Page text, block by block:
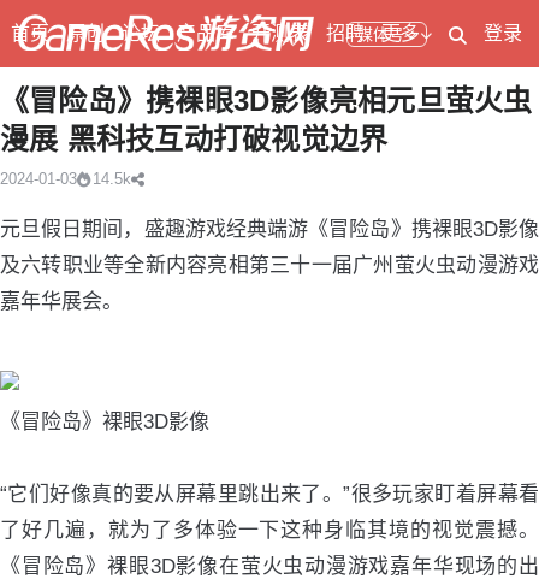
媒体号
首页 原创 论坛 产品库 开测表 招聘 更多 登录
《冒险岛》携裸眼3D影像亮相元旦萤火虫
漫展 黑科技互动打破视觉边界
2024-01-03 14.5k
元旦假日期间，盛趣游戏经典端游《冒险岛》携裸眼3D影像
及六转职业等全新内容亮相第三十一届广州萤火虫动漫游戏
嘉年华展会。
《冒险岛》裸眼3D影像
“它们好像真的要从屏幕里跳出来了。”很多玩家盯着屏幕看
了好几遍，就为了多体验一下这种身临其境的视觉震撼。
《冒险岛》裸眼3D影像在萤火虫动漫游戏嘉年华现场的出